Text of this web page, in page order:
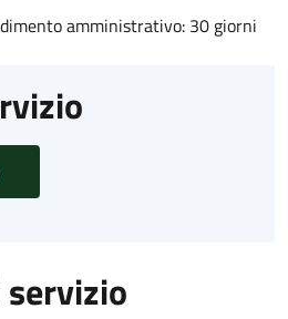
amministrativo: 30 giorni